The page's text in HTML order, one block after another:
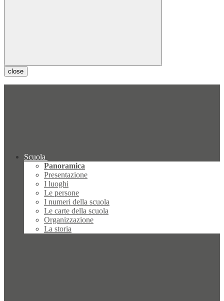
close
Scuola
Panoramica
Presentazione
I luoghi
Le persone
I numeri della scuola
Le carte della scuola
Organizzazione
La storia